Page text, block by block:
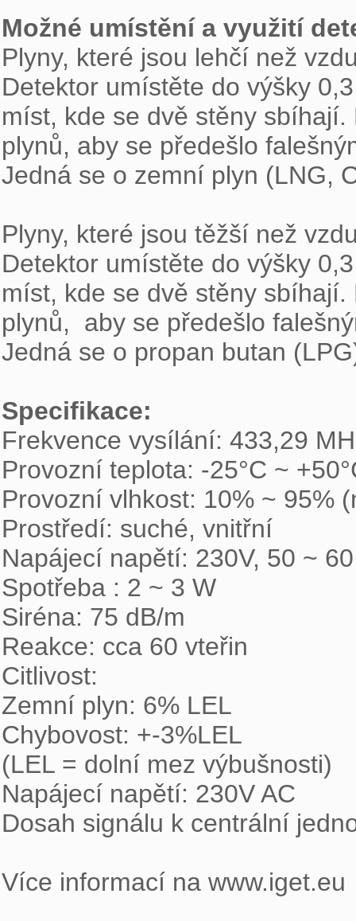
Možné umístění a využití
Plyny, které jsou lehčí než
Detektor umístěte do výšky
míst, kde se dvě stěny
plynů, aby se předešlo
Jedná se o zemní plyn (LNG,
Plyny, které jsou těžší než
Detektor umístěte do výšky
míst, kde se dvě stěny
plynů,  aby se předešlo
Jedná se o propan butan
Specifikace:
Frekvence vysílání: 433,29
Provozní teplota: -25°C ~
Provozní vlhkost: 10% ~ 95%
Prostředí: suché, vnitřní
Napájecí napětí: 230V, 50 ~
Spotřeba : 2 ~ 3 W
Siréna: 75 dB/m
Reakce: cca 60 vteřin
Citlivost:
Zemní plyn: 6% LEL
Chybovost: +-3%LEL
(LEL = dolní mez výbušnosti)
Napájecí napětí: 230V AC
Dosah signálu k centrální
Více informací na www.iget.eu